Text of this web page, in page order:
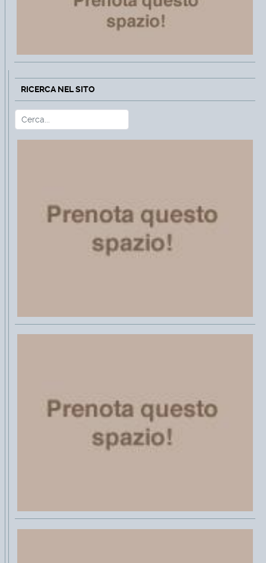
RICERCA NEL SITO
Cerca Type 2 or more characters for